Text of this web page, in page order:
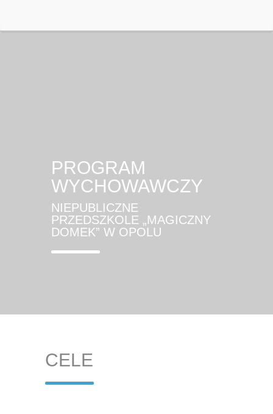
PROGRAM
WYCHOWAWCZY
NIEPUBLICZNE
PRZEDSZKOLE „MAGICZNY
DOMEK” W OPOLU
CELE